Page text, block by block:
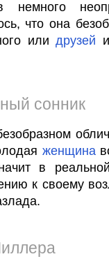
что она
илидрузей
сонник
женщина
в
к своему